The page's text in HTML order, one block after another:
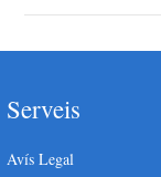
Serveis
Avís Legal